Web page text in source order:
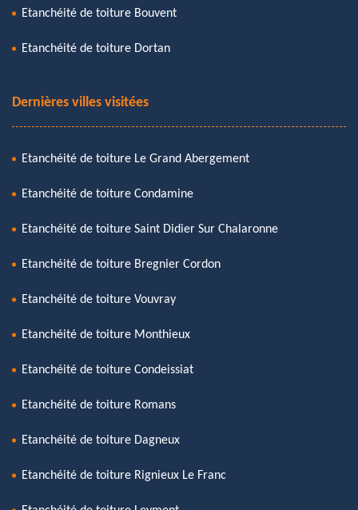
Etanchéité de toiture Bouvent
Etanchéité de toiture Dortan
Dernières villes visitées
Etanchéité de toiture Le Grand Abergement
Etanchéité de toiture Condamine
Etanchéité de toiture Saint Didier Sur Chalaronne
Etanchéité de toiture Bregnier Cordon
Etanchéité de toiture Vouvray
Etanchéité de toiture Monthieux
Etanchéité de toiture Condeissiat
Etanchéité de toiture Romans
Etanchéité de toiture Dagneux
Etanchéité de toiture Rignieux Le Franc